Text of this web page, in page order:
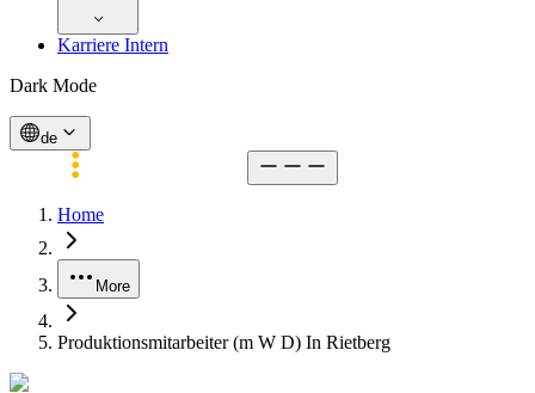
Karriere Intern
Dark Mode
de
Home
More
Produktionsmitarbeiter (m W D) In Rietberg